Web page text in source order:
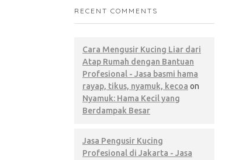
RECENT COMMENTS
Cara Mengusir Kucing Liar dari
Atap Rumah dengan Bantuan
Profesional - Jasa basmi hama
rayap, tikus, nyamuk, kecoa on
Nyamuk: Hama Kecil yang
Berdampak Besar
Jasa Pengusir Kucing
Profesional di Jakarta - Jasa